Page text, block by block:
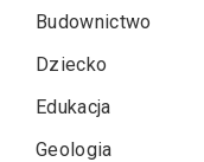
Budownictwo
Dziecko
Edukacja
Geologia